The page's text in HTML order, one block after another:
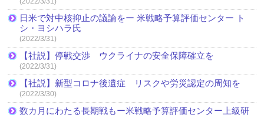
日米で対中核抑止の議論をー 米戦略予算評価センター ト
シ・ヨシハラ氏
(2022/3/31)
【社説】停戦交渉 ウクライナの安全保障確立を
(2022/3/31)
【社説】新型コロナ後遺症 リスクや労災認定の周知を
(2022/3/30)
数カ月にわたる長期戦もー米戦略予算評価センター上級研